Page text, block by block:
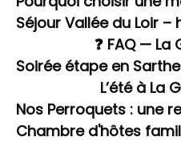
❓ FAQ —
L’été à La